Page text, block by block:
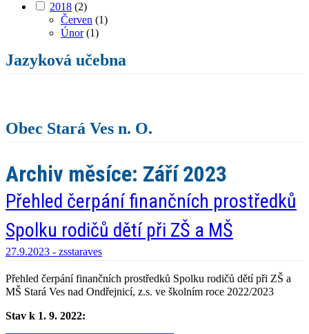
2018 (2)
Červen (1)
Únor(1)
Jazyková učebna
Obec Stará Ves n. O.
Archiv měsíce: Září 2023
Přehled čerpání finančních prostředků
Spolku rodičů dětí při ZŠ a MŠ
27.9.2023 - zsstaraves
Přehled čerpání finančních prostředků Spolku rodičů dětí při ZŠ a
MŠ Stará Ves nad Ondřejnicí, z.s. ve školním roce 2022/2023
Stav k 1. 9. 2022: